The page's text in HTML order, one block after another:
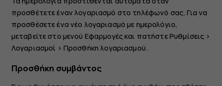
προσθέτετε έναν λογαριασμό στο τηλέφωνό σας. Για να
προσθέσετε ένα νέο λογαριασμό με ημερολόγιο,
μεταβείτε στο μενού Εφαρμογές και πατήστεΡυθμίσεις >
Λογαριασμοί > Προσθήκη λογαριασμού.
Προσθήκη συμβάντος